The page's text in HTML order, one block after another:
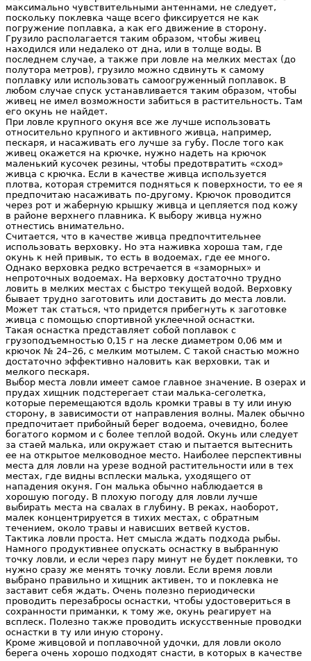
максимально чувствительными антеннами, не следует,
поскольку поклевка чаще всего фиксируется не как
погружение поплавка, а как его движение в сторону.
Грузило располагается таким образом, чтобы живец
находился или недалеко от дна, или в толще воды. В
последнем случае, а также при ловле на мелких местах (до
полутора метров), грузило можно сдвинуть к самому
поплавку или использовать самоогруженный поплавок. В
любом случае спуск устанавливается таким образом, чтобы
живец не имел возможности забиться в растительность. Там
его окунь не найдет.
При ловле крупного окуня все же лучше использовать
относительно крупного и активного живца, например,
пескаря, и насаживать его лучше за губу. После того как
живец окажется на крючке, нужно надеть на крючок
маленький кусочек резины, чтобы предотвратить «сход»
живца с крючка. Если в качестве живца используется
плотва, которая стремится подняться к поверхности, то ее я
предпочитаю насаживать по-другому. Крючок проводится
через рот и жаберную крышку живца и цепляется под кожу
в районе верхнего плавника. К выбору живца нужно
отнестись внимательно.
Считается, что в качестве живца предпочтительнее
использовать верховку. Но эта наживка хороша там, где
окунь к ней привык, то есть в водоемах, где ее много.
Однако верховка редко встречается в «заморных» и
непроточных водоемах. На верховку достаточно трудно
ловить в мелких местах с быстро текущей водой. Верховку
бывает трудно заготовить или доставить до места ловли.
Может так статься, что придется прибегнуть к заготовке
живца с помощью спортивной уклеечной оснастки.
Такая оснастка представляет собой поплавок с
грузоподъемностью 0,15 г на леске диаметром 0,06 мм и
крючок № 24–26, с мелким мотылем. С такой снастью можно
достаточно эффективно наловить как верховки, так и
мелкого пескаря.
Выбор места ловли имеет самое главное значение. В озерах и
прудах хищник подстерегает стаи малька-сеголетка,
которые перемещаются вдоль кромки травы в ту или иную
сторону, в зависимости от направления волны. Малек обычно
предпочитает прибойный берег водоема, очевидно, более
богатого кормом и с более теплой водой. Окунь или следует
за стаей малька, или окружает стаю и пытается вытеснить
ее на открытое мелководное место. Наиболее перспективны
места для ловли на урезе водной растительности или в тех
местах, где видны всплески малька, уходящего от
нападения окуня. Гон малька обычно наблюдается в
хорошую погоду. В плохую погоду для ловли лучше
выбирать места на свалах в глубину. В реках, наоборот,
малек концентрируется в тихих местах, с обратным
течением, около травы и нависших ветвей кустов.
Тактика ловли проста. Нет смысла ждать подхода рыбы.
Намного продуктивнее опускать оснастку в выбранную
точку ловли, и если через пару минут не будет поклевки, то
нужно сразу же менять точку ловли. Если время ловли
выбрано правильно и хищник активен, то и поклевка не
заставит себя ждать. Очень полезно периодически
проводить перезабросы оснастки, чтобы удостовериться в
сохранности приманки, к тому же, окунь реагирует на
всплеск. Полезно также проводить искусственные проводки
оснастки в ту или иную сторону.
Кроме живцовой и поплавочной удочки, для ловли около
берега очень хорошо подходят снасти, в которых в качестве